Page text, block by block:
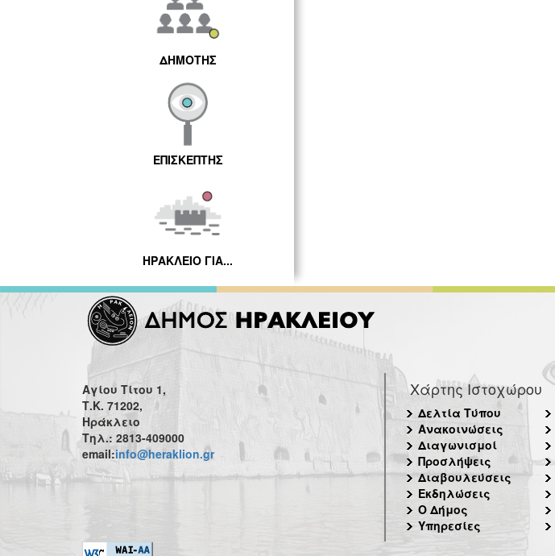
ΔΗΜΟΤΗΣ
ΕΠΙΣΚΕΠΤΗΣ
ΗΡΑΚΛΕΙΟ ΓΙΑ...
Αγίου Τίτου 1,
Τ.Κ. 71202,
Ηράκλειο
Τηλ.: 2813-409000
email:info@heraklion.gr
Χάρτης Ιστοχώρου
Δελτία Τύπου
Ανακοινώσεις
Διαγωνισμοί
Προσλήψεις
Διαβουλεύσεις
Εκδηλώσεις
Ο Δήμος
Υπηρεσίες